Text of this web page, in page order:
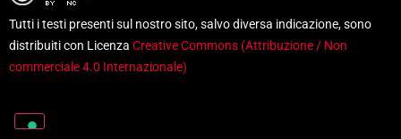
Tutti i testi presenti sul nostro sito, salvo diversa indicazione, sono
distribuiti con Licenza Creative Commons (Attribuzione / Non
commerciale 4.0 Internazionale)